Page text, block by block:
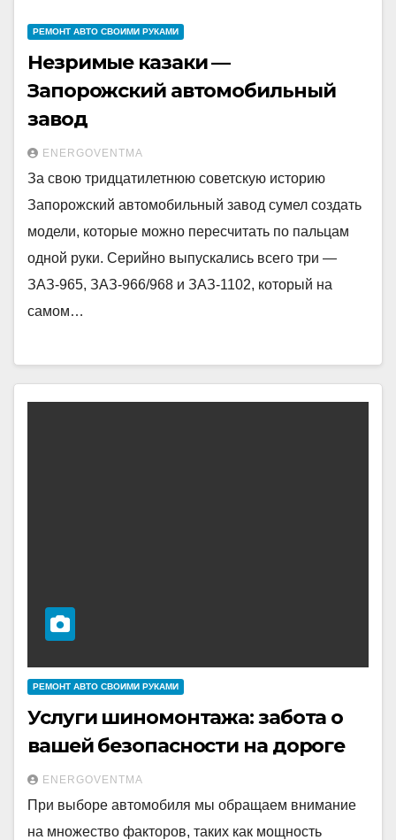
РЕМОНТ АВТО СВОИМИ РУКАМИ
Незримые казаки —
Запорожский автомобильный
завод
ENERGOVENTMA
За свою тридцатилетнюю советскую историю
Запорожский автомобильный завод сумел создать
модели, которые можно пересчитать по пальцам
одной руки. Серийно выпускались всего три —
ЗАЗ-965, ЗАЗ-966/968 и ЗАЗ-1102, который на
самом…
РЕМОНТ АВТО СВОИМИ РУКАМИ
Услуги шиномонтажа: забота о
вашей безопасности на дороге
ENERGOVENTMA
При выборе автомобиля мы обращаем внимание
на множество факторов, таких как мощность